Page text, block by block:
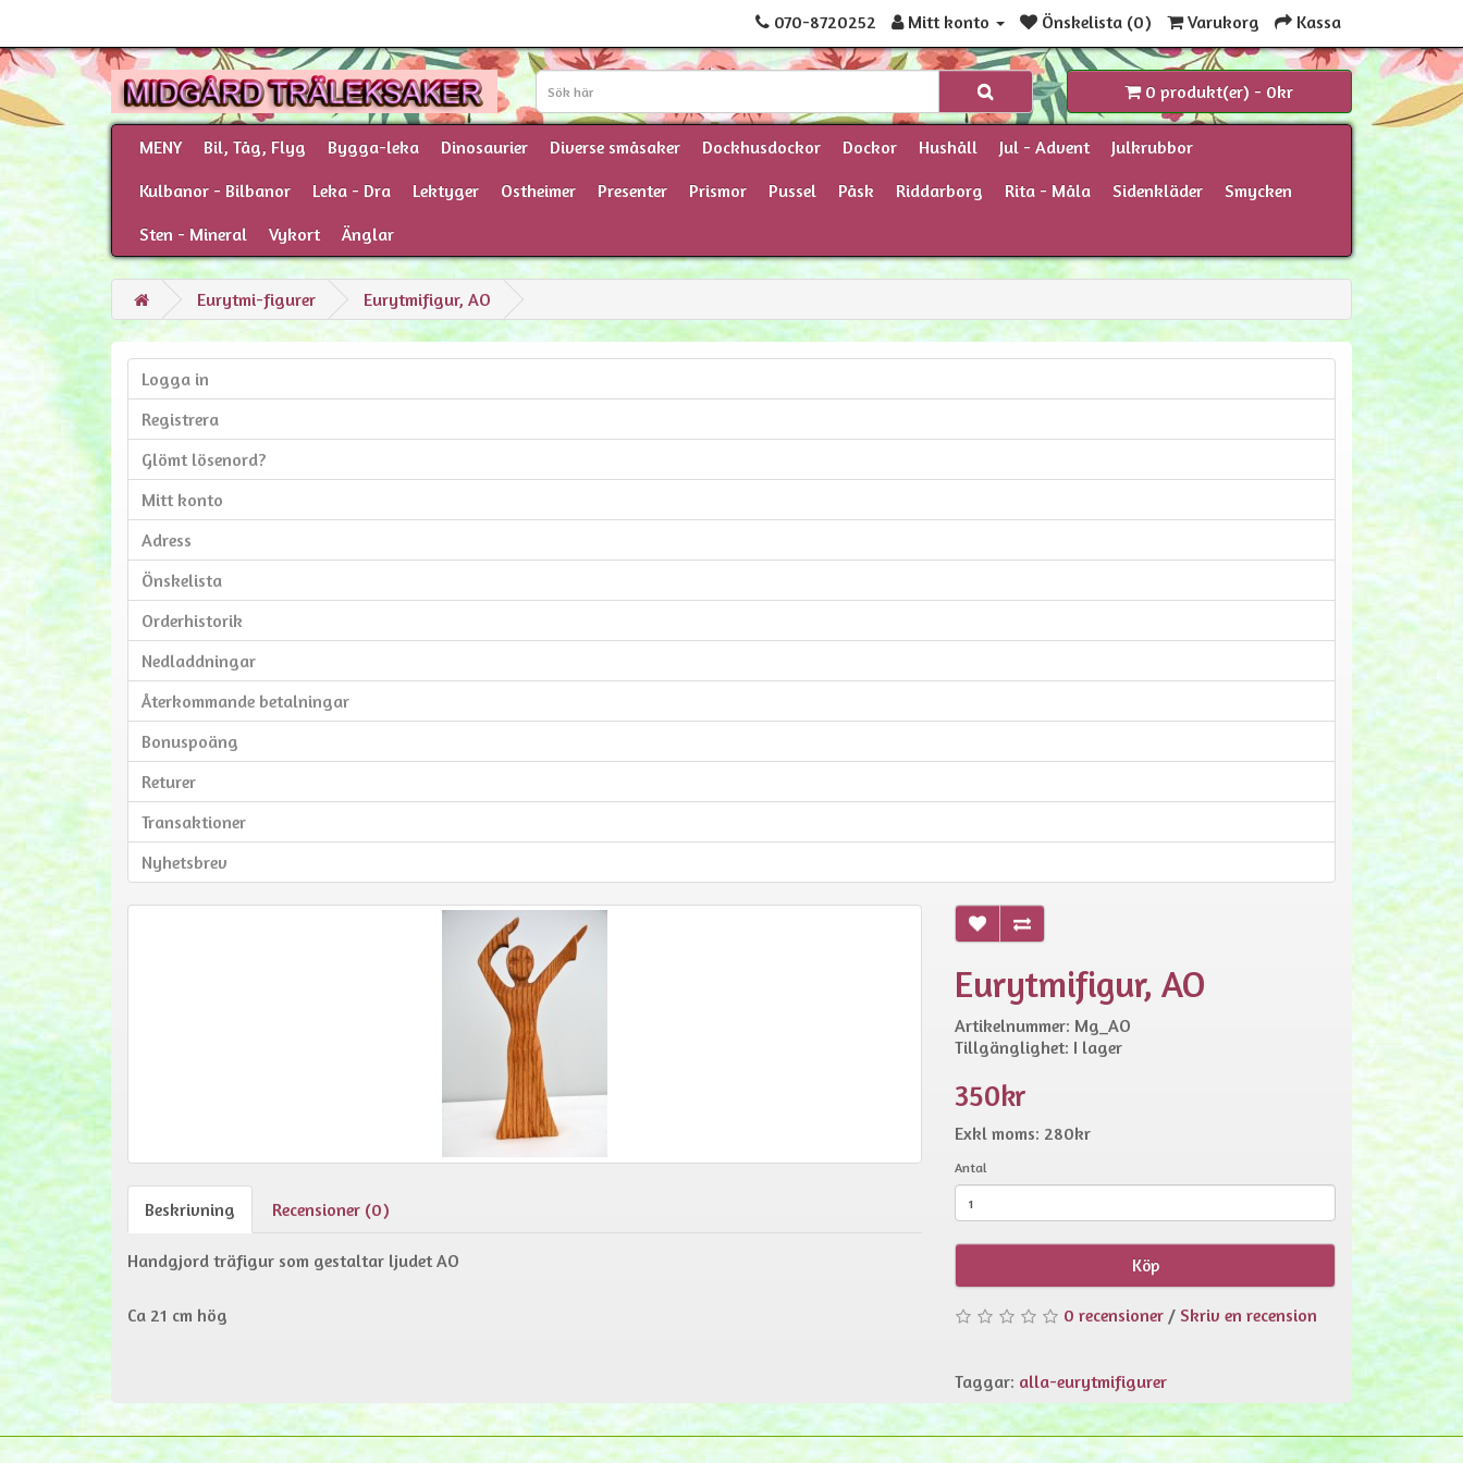
070-8720252 Mitt konto Önskelista (0) Varukorg Kassa
0 produkt(er) - 0kr
MENY Bil, Tåg, Flyg Bygga-leka Dinosaurier Diverse småsaker Dockhusdockor Dockor Hushåll Jul - Advent
Julkrubbor
Kulbanor - Bilbanor
Leka - Dra Lektyger Ostheimer Presenter Prismor Pussel Påsk Riddarborg Rita - Måla Sidenkläder
Smycken
Sten - Mineral
Vykort Änglar
Eurytmi-figurer Eurytmifigur, AO
Logga in
Registrera
Glömt lösenord?
Mitt konto
Adress
Önskelista
Orderhistorik
Nedladdningar
Återkommande betalningar
Bonuspoäng
Returer
Transaktioner
Nyhetsbrev
Beskrivning Recensioner (0)
Handgjord träfigur som gestaltar ljudet AO
Ca 21 cm hög
Eurytmifigur, AO
Artikelnummer: Mg_AO
Tillgänglighet: I lager
350kr
Exkl moms: 280kr
Antal
Köp
0 recensioner / Skriv en recension
Taggar: alla-eurytmifigurer